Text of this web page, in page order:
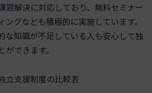
題解決に対応しており、無料セミナー
ングなども積極的に実施しています。
な知識が不足している人も安心して独
できます。
立支援制度の比較表